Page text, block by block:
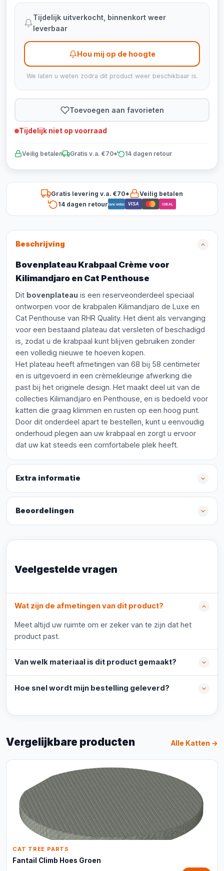
Tijdelijk uitverkocht, binnenkort weer
leverbaar
Hou mij op de hoogte
We laten u weten zodra dit product weer beschikbaar is.
Toevoegen aan favorieten
Tijdelijk niet op voorraad
Veilig betalen Gratis v.a. €70* 14 dagen retour
Gratis levering v.a. €70*
Veilig betalen
14 dagen retourBancontact VISA iDEAL
Beschrijving
Bovenplateau Krabpaal Crème voor
Kilimandjaro en Cat Penthouse
Dit bovenplateau is een reserveonderdeel speciaal
ontworpen voor de krabpalen Kilimandjaro de Luxe en
Cat Penthouse van RHR Quality. Het dient als vervanging
voor een bestaand plateau dat versleten of beschadigd
is, zodat u de krabpaal kunt blijven gebruiken zonder
een volledig nieuwe te hoeven kopen.
Het plateau heeft afmetingen van 68 bij 58 centimeter
en is uitgevoerd in een crèmekleurige afwerking die
past bij het originele design. Het maakt deel uit van de
collecties Kilimandjaro en Penthouse, en is bedoeld voor
katten die graag klimmen en rusten op een hoog punt.
Door dit onderdeel apart te bestellen, kunt u eenvoudig
onderhoud plegen aan uw krabpaal en zorgt u ervoor
dat uw kat steeds een comfortabele plek heeft.
Extra informatie
Beoordelingen
Veelgestelde vragen
Wat zijn de afmetingen van dit product?
Meet altijd uw ruimte om er zeker van te zijn dat het
product past.
Van welk materiaal is dit product gemaakt?
Hoe snel wordt mijn bestelling geleverd?
Vergelijkbare producten Alle Katten →
CAT TREE PARTS
Fantail Climb Hoes Groen